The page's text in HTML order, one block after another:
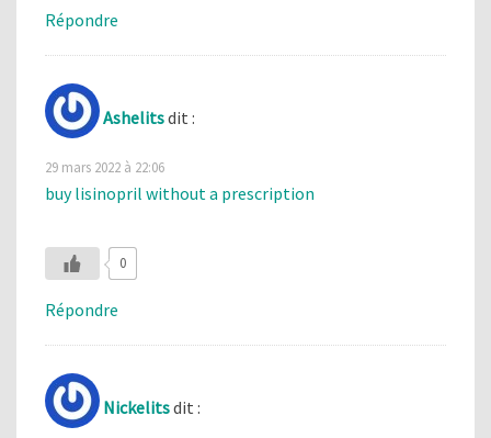
Répondre
Ashelitsdit :
29 mars 2022 à 22:06
buy lisinopril without a prescription
0
Répondre
Nickelitsdit :